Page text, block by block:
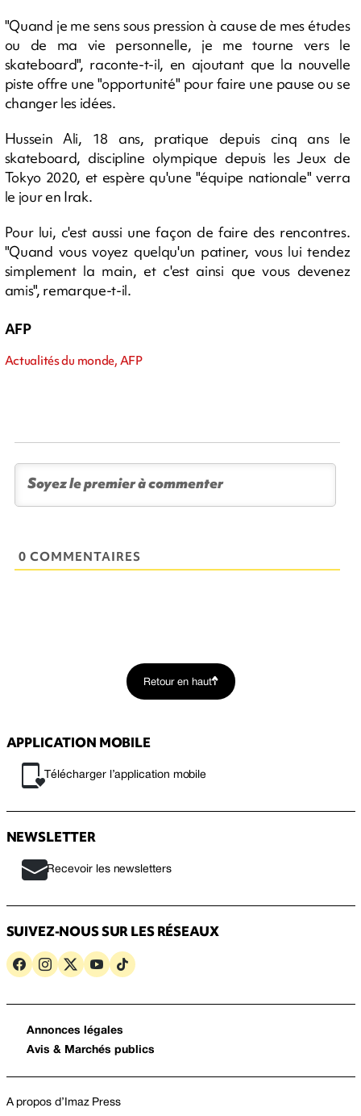
"Quand je me sens sous pression à cause de mes études
ou de ma vie personnelle, je me tourne vers le
skateboard", raconte-t-il, en ajoutant que la nouvelle
piste offre une "opportunité" pour faire une pause ou se
changer les idées.
Hussein Ali, 18 ans, pratique depuis cinq ans le
skateboard, discipline olympique depuis les Jeux de
Tokyo 2020, et espère qu'une "équipe nationale" verra
le jour en Irak.
Pour lui, c'est aussi une façon de faire des rencontres.
"Quand vous voyez quelqu'un patiner, vous lui tendez
simplement la main, et c'est ainsi que vous devenez
amis", remarque-t-il.
AFP
Actualités du monde, AFP
0 COMMENTAIRES
Retour en haut
APPLICATION MOBILE
Télécharger l’application mobile
NEWSLETTER
Recevoir les newsletters
SUIVEZ-NOUS SUR LES RÉSEAUX
Annonces légales
Avis & Marchés publics
A propos d’Imaz Press